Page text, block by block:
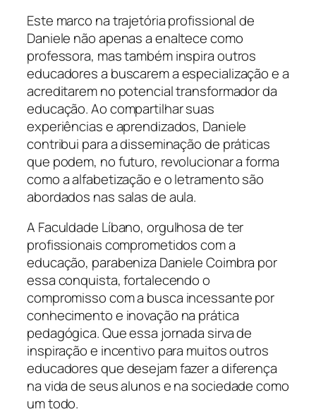
Este marco na trajetória profissional de
Daniele não apenas a enaltece como
professora, mas também inspira outros
educadores a buscarem a especialização e a
acreditarem no potencial transformador da
educação. Ao compartilhar suas
experiências e aprendizados, Daniele
contribui para a disseminação de práticas
que podem, no futuro, revolucionar a forma
como a alfabetização e o letramento são
abordados nas salas de aula.
A Faculdade Líbano, orgulhosa de ter
profissionais comprometidos com a
educação, parabeniza Daniele Coimbra por
essa conquista, fortalecendo o
compromisso com a busca incessante por
conhecimento e inovação na prática
pedagógica. Que essa jornada sirva de
inspiração e incentivo para muitos outros
educadores que desejam fazer a diferença
na vida de seus alunos e na sociedade como
um todo.